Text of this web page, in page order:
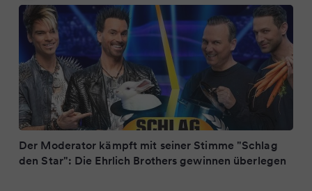
Der Moderator kämpft mit seiner Stimme "Schlag
den Star": Die Ehrlich Brothers gewinnen überlegen